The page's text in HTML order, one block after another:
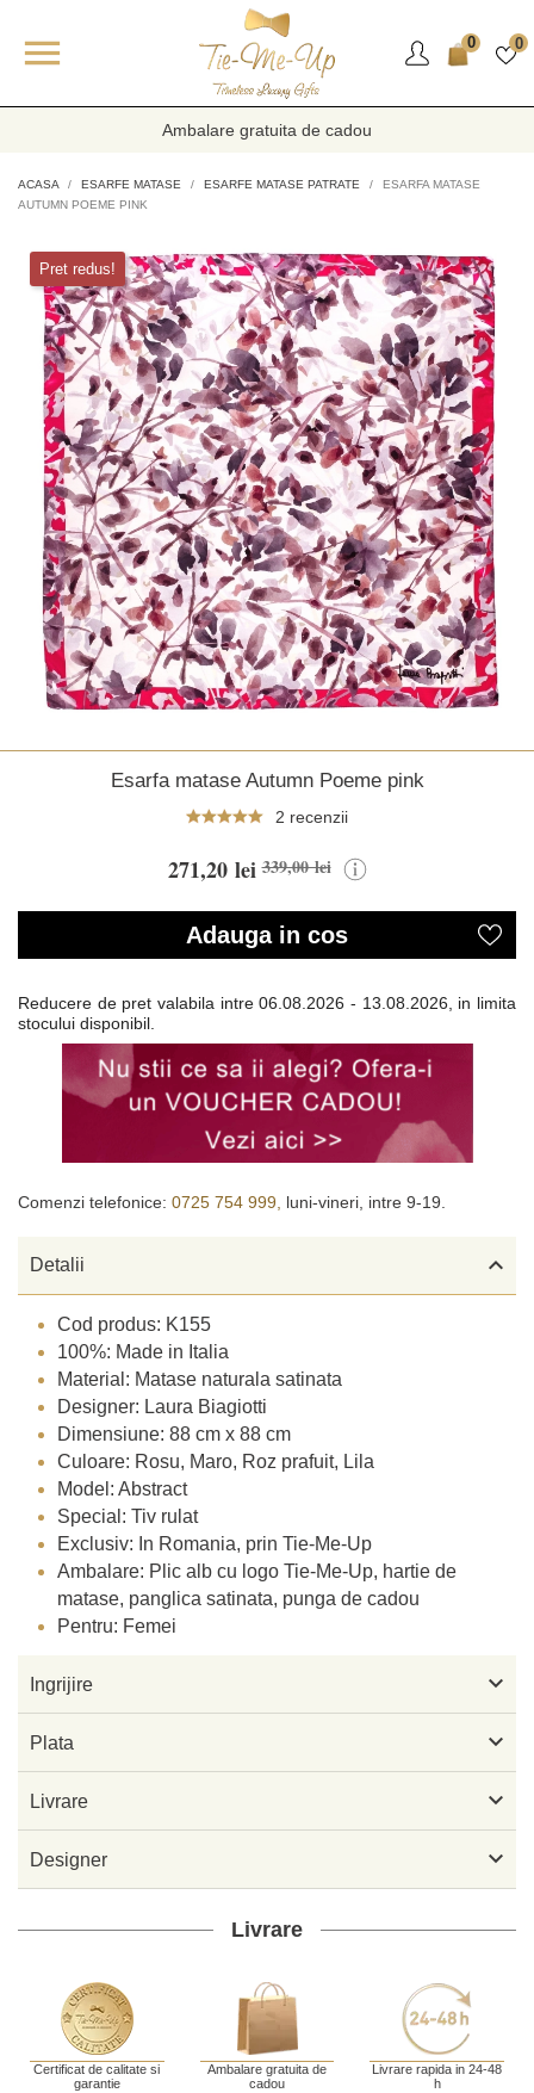
 0 0
Ambalare gratuita de cadou
ACASA ESARFE MATASE ESARFE MATASE PATRATE
ESARFA MATASE
AUTUMN POEME PINK
Pret redus!
Esarfa matase Autumn Poeme pink
2 recenzii
271,20 lei 339,00 lei
Adauga in cos
Reducere de pret valabila intre06.08.2026 - 13.08.2026, in limita
stocului disponibil.
Comenzi telefonice: 0725 754 999, luni-vineri, intre 9-19.
Detalii 
Cod produs: K155
100%: Made in Italia
Material: Matase naturala satinata
Designer: Laura Biagiotti
Dimensiune: 88 cm x 88 cm
Culoare: Rosu, Maro, Roz prafuit, Lila
Model: Abstract
Special: Tiv rulat
Exclusiv: In Romania, prin Tie-Me-Up
Ambalare: Plic alb cu logo Tie-Me-Up, hartie de
matase, panglica satinata, punga de cadou
Pentru: Femei
Ingrijire 
Plata 
Livrare 
Designer 
Livrare
Certificat de calitate si
garantie
Ambalare gratuita de
cadou
Livrare rapida in 24-48
h